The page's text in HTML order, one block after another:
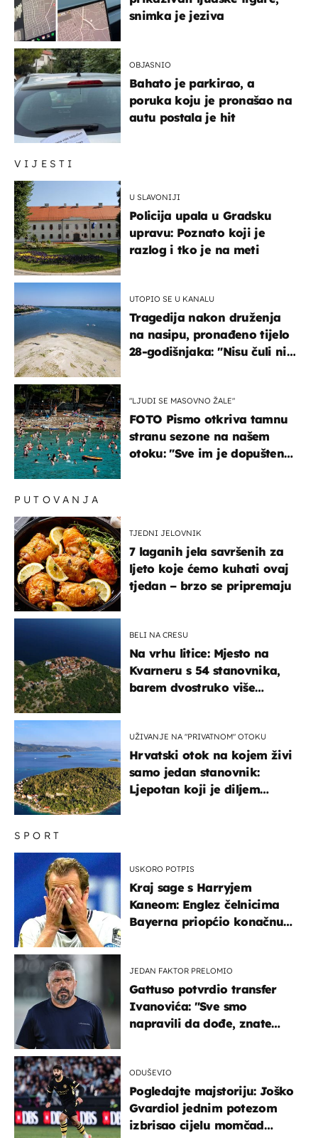
VIJESTI
U SLAVONIJI
Policija upala u Gradsku
upravu: Poznato koji je
razlog i tko je na meti
UTOPIO SE U KANALU
Tragedija nakon druženja
na nasipu, pronađeno tijelo
28-godišnjaka: "Nisu čuli ni
"LJUDI SE MASOVNO ŽALE"
FOTO Pismo otkriva tamnu
stranu sezone na našem
otoku: "Sve im je dopušteno!
snimka je jeziva
OBJASNIO
Bahato je parkirao, a
poruka koju je pronašao na
autu postala je hit
SPORT
USKORO POTPIS
Kraj sage s Harryjem
Kaneom: Englez čelnicima
Bayerna priopćio konačnu
JEDAN FAKTOR PRELOMIO
Gattuso potvrdio transfer
Ivanovića: "Sve smo
napravili da dođe, znate
ODUŠEVIO
Pogledajte majstoriju: Joško
Gvardiol jednim potezom
izbrisao cijelu momčad
PUTOVANJA
TJEDNI JELOVNIK
7 laganih jela savršenih za
ljeto koje ćemo kuhati ovaj
tjedan – brzo se pripremaju
BELI NA CRESU
Na vrhu litice: Mjesto na
Kvarneru s 54 stanovnika,
barem dvostruko više
UŽIVANJE NA "PRIVATNOM" OTOKU
Hrvatski otok na kojem živi
samo jedan stanovnik:
Ljepotan koji je diljem